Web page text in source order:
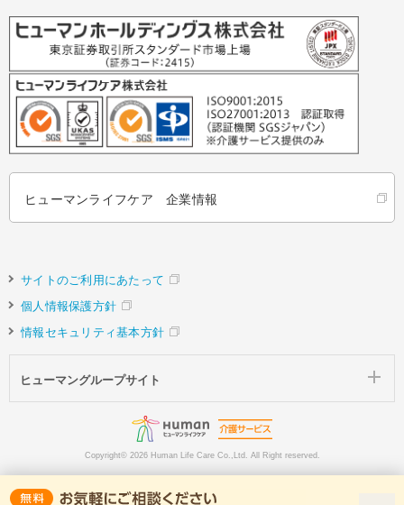
ヒューマンライフケア 企業情報
サイトのご利用にあたって
個人情報保護方針
情報セキュリティ基本方針
ヒューマングループサイト
Copyright© 2026 Human Life Care Co.,Ltd. All Right reserved.